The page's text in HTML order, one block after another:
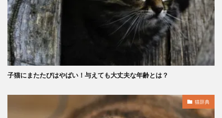
子猫にまたたびはやばい！与えても大丈夫な年齢とは？
猫辞典